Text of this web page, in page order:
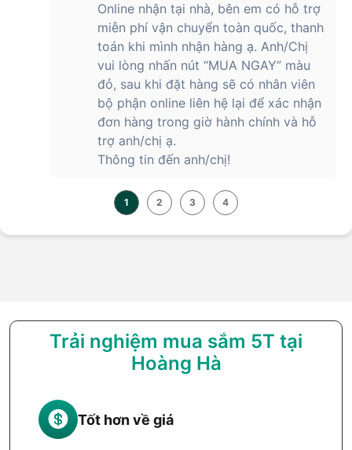
Online nhận tại nhà, bên em có hỗ trợ
miễn phí vận chuyển toàn quốc, thanh
toán khi mình nhận hàng ạ. Anh/Chị
vui lòng nhấn nút “MUA NGAY” màu
đỏ, sau khi đặt hàng sẽ có nhân viên
bộ phận online liên hệ lại để xác nhận
đơn hàng trong giờ hành chính và hỗ
trợ anh/chị ạ.
Thông tin đến anh/chị!
1 2 3 4
Trải nghiệm mua sắm 5T tại
Hoàng Hà
Tốt hơn về giá